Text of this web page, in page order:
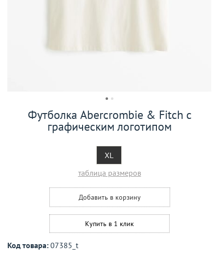
Футболка Abercrombie & Fitch с
графическим логотипом
XL
таблица размеров
Добавить в корзину
Купить в 1 клик
Код товара: 07385_t